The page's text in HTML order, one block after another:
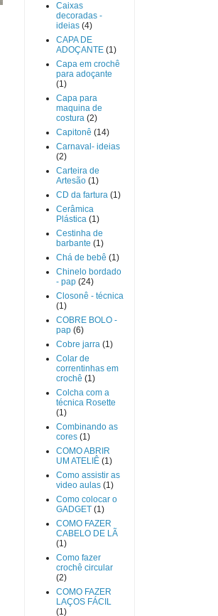
Caixas
decoradas -
ideias (4)
CAPA DE
ADOÇANTE (1)
Capa em crochê
para adoçante
(1)
Capa para
maquina de
costura (2)
Capitonê (14)
Carnaval- ideias
(2)
Carteira de
Artesão (1)
CD da fartura (1)
Cerâmica
Plástica (1)
Cestinha de
barbante (1)
Chá de bebê (1)
Chinelo bordado
- pap (24)
Closonê - técnica
(1)
COBRE BOLO -
pap (6)
Cobre jarra (1)
Colar de
correntinhas em
crochê (1)
Colcha com a
técnica Rosette
(1)
Combinando as
cores (1)
COMO ABRIR
UM ATELIÊ (1)
Como assistir as
video aulas (1)
Como colocar o
GADGET (1)
COMO FAZER
CABELO DE LÃ
(1)
Como fazer
crochê circular
(2)
COMO FAZER
LAÇOS FÁCIL
(1)